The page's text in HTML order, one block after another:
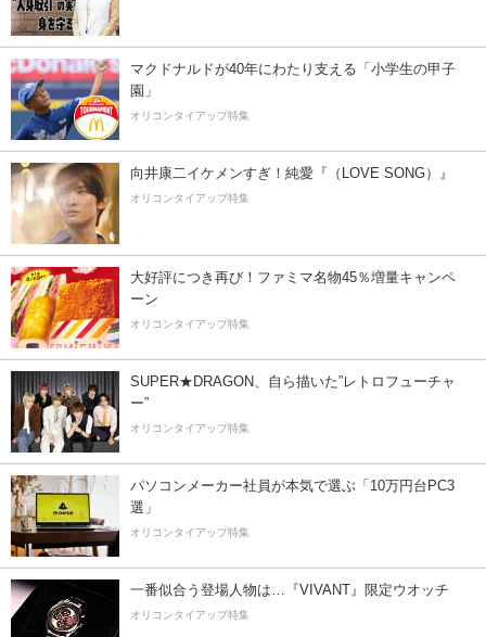
マクドナルドが40年にわたり支える「小学生の甲子
園」
オリコンタイアップ特集
向井康二イケメンすぎ！純愛『（LOVE SONG）』
オリコンタイアップ特集
大好評につき再び！ファミマ名物45％増量キャンペ
ーン
オリコンタイアップ特集
SUPER★DRAGON、自ら描いた”レトロフューチャ
ー”
オリコンタイアップ特集
パソコンメーカー社員が本気で選ぶ「10万円台PC3
選」
オリコンタイアップ特集
一番似合う登場人物は…『VIVANT』限定ウオッチ
オリコンタイアップ特集